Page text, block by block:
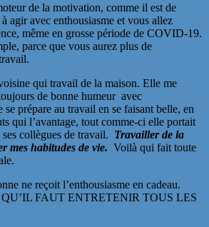
de la motivation, comme il est de
agir avec enthousiasme et vous allez
même en grosse période de COVID-19.
parce que vous aurez plus de
qui travail de la maison. Elle me
de bonne humeur avec
se prépare au travail en se faisant belle, en
qui l’avantage, tout comme-ci elle portait
collègues de travail. Travailler de la
mes habitudes de vie. Voilà qui fait toute
ne reçoit l’enthousiasme en cadeau.
FAUT ENTRETENIR TOUS LES